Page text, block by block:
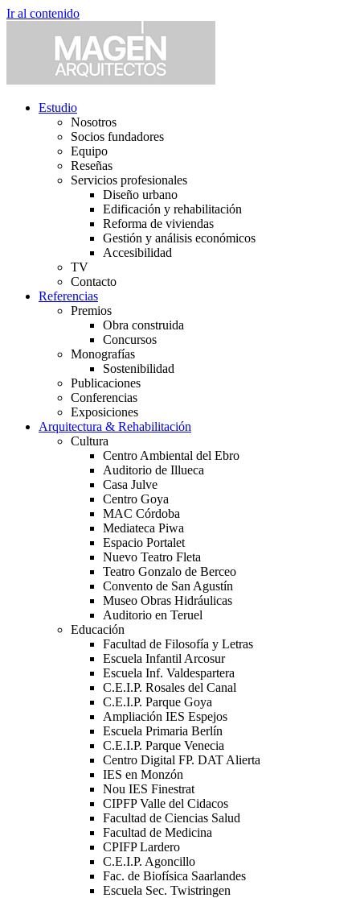
Ir al contenido
Estudio
Nosotros
Socios fundadores
Equipo
Reseñas
Servicios profesionales
Diseño urbano
Edificación y rehabilitación
Reforma de viviendas
Gestión y análisis económicos
Accesibilidad
TV
Contacto
Referencias
Premios
Obra construida
Concursos
Monografías
Sostenibilidad
Publicaciones
Conferencias
Exposiciones
Arquitectura & Rehabilitación
Cultura
Centro Ambiental del Ebro
Auditorio de Illueca
Casa Julve
Centro Goya
MAC Córdoba
Mediateca Piwa
Espacio Portalet
Nuevo Teatro Fleta
Teatro Gonzalo de Berceo
Convento de San Agustín
Museo Obras Hidráulicas
Auditorio en Teruel
Educación
Facultad de Filosofía y Letras
Escuela Infantil Arcosur
Escuela Inf. Valdespartera
C.E.I.P. Rosales del Canal
C.E.I.P. Parque Goya
Ampliación IES Espejos
Escuela Primaria Berlín
C.E.I.P. Parque Venecia
Centro Digital FP. DAT Alierta
IES en Monzón
Nou IES Finestrat
CIPFP Valle del Cidacos
Facultad de Ciencias Salud
Facultad de Medicina
CPIFP Lardero
C.E.I.P. Agoncillo
Fac. de Biofísica Saarlandes
Escuela Sec. Twistringen